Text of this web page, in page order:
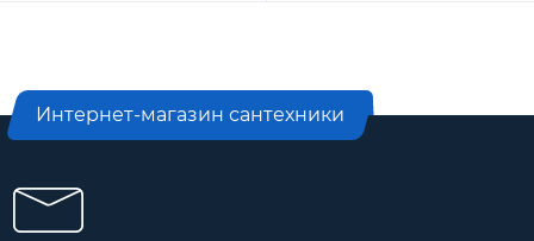
Интернет-магазин сантехники